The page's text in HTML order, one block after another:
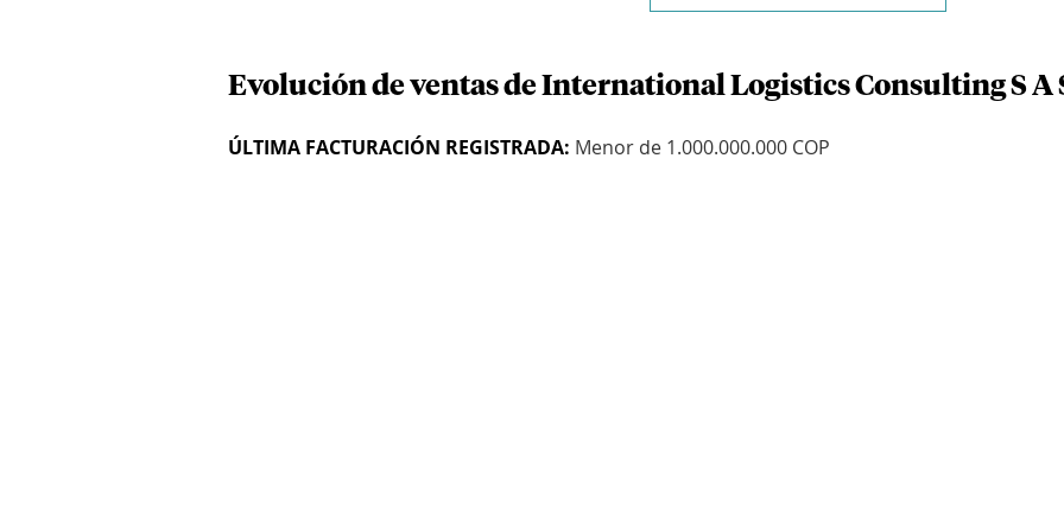
Evolución de ventas de International Logistics Consulting S A
ÚLTIMA FACTURACIÓN REGISTRADA: Menor de 1.000.000.000 COP